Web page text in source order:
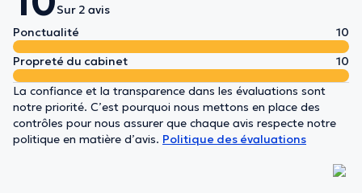
Sur 2 avis
Ponctualité
10
Propreté du cabinet
10
La confiance et la transparence dans les évaluations sont
notre priorité. C’est pourquoi nous mettons en place des
contrôles pour nous assurer que chaque avis respecte notre
politique en matière d’avis. Politique des évaluations